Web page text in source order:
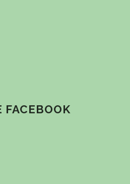
FACEBOOK